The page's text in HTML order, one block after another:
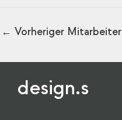
← Vorheriger Mitarbeiter
design.s